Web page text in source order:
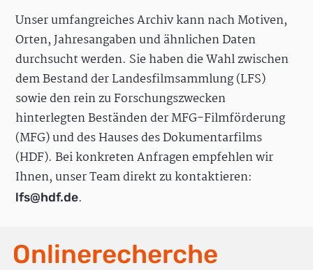
Unser umfangreiches Archiv kann nach Motiven,
Orten, Jahresangaben und ähnlichen Daten
durchsucht werden. Sie haben die Wahl zwischen
dem Bestand der Landesfilmsammlung (LFS)
sowie den rein zu Forschungszwecken
hinterlegten Beständen der MFG-Filmförderung
(MFG) und des Hauses des Dokumentarfilms
(HDF). Bei konkreten Anfragen empfehlen wir
Ihnen, unser Team direkt zu kontaktieren:
lfs@hdf.de.
Onlinerecherche